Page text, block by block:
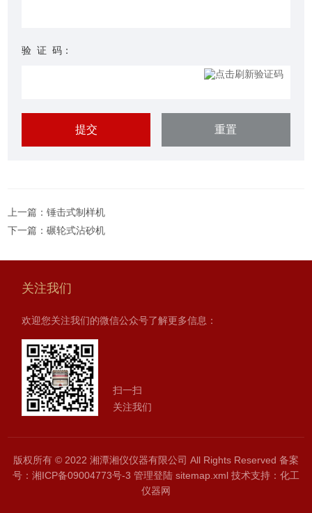
验 证 码：
上一篇：锤击式制样机
下一篇：碾轮式沾砂机
关注我们
欢迎您关注我们的微信公众号了解更多信息：
扫一扫
关注我们
版权所有 © 2022 湘潭湘仪仪器有限公司 All Rights Reserved 备案
号：湘ICP备09004773号-3 管理登陆 sitemap.xml 技术支持： 化工
仪器网